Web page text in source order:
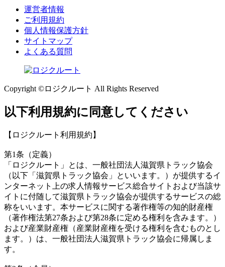
運営者情報
ご利用規約
個人情報保護方針
サイトマップ
よくある質問
Copyright ©ロジクルート All Rights Reserved
以下利用規約に同意してください
【ロジクルート利用規約】
第1条（定義）
「ロジクルート」とは、一般社団法人滋賀県トラック協会
（以下「滋賀県トラック協会」といいます。）が提供するイ
ンターネット上の求人情報サービス総合サイトおよび当該サ
イトに付随して滋賀県トラック協会が提供するサービスの総
称をいいます。本サービスに関する著作権等の知的財産権
（著作権法第27条および第28条に定める権利を含みます。）
および産業財産権（産業財産権を受ける権利を含むものとし
ます。）は、一般社団法人滋賀県トラック協会に帰属しま
す。